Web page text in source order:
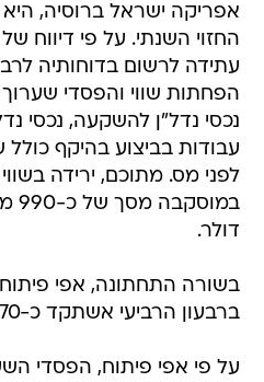
אפריקה ישראל ברוסיה,
החזוי השנתי. על פי דיווח
עתידה לרשום בדוחותיה
הפחתות שווי והפסדי שערוך
נכסי נדל"ן להשקעה, נכסי
לפני מס. מתוכם, ירידה
דולר.
בשורה התחתונה, אפי
ברבעון הרביעי אשתקד כ-470 מיליון דולר.
על פי אפי פיתוח, הפסדי